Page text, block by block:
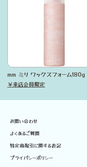
mm ミリ ワックスフォーム180g
￥来店会員限定
お問い合わせ
よくあるご質問
特定商取引に関する表記
プライバシーポリシー